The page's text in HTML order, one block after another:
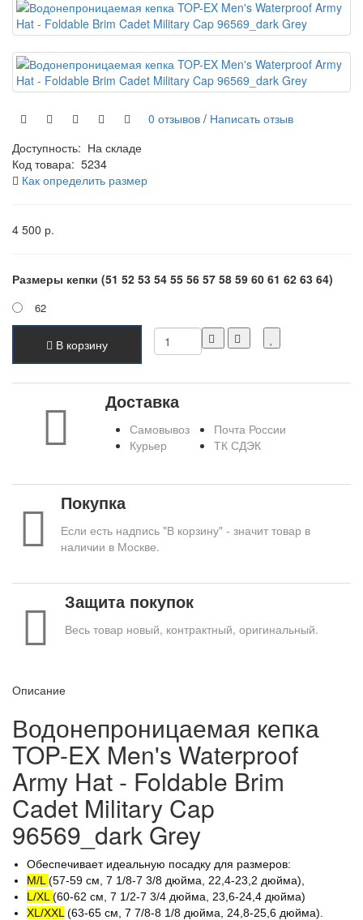
0 отзывов / Написать отзыв
Доступность: На складе
Код товара: 5234
Как определить размер
4 500 р.
Размеры кепки (51 52 53 54 55 56 57 58 59 60 61 62 63 64)
62
В корзину
Доставка
Самовывоз
Курьер
Почта России
ТК СДЭК
Покупка
Если есть надпись "В корзину" - значит товар в
наличии в Москве.
Защита покупок
Весь товар новый, контрактный, оригинальный.
Описание
Водонепроницаемая кепка
TOP-EX Men's Waterproof
Army Hat - Foldable Brim
Cadet Military Cap
96569_dark Grey
Обеспечивает идеальную посадку для размеров:
M/L (57-59 см, 7 1/8-7 3/8 дюйма, 22,4-23,2 дюйма),
L/XL (60-62 см, 7 1/2-7 3/4 дюйма, 23,6-24,4 дюйма)
XL/XXL (63-65 см, 7 7/8-8 1/8 дюйма, 24,8-25,6 дюйма).